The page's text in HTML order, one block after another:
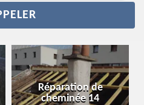
Réparation de
cheminée 14